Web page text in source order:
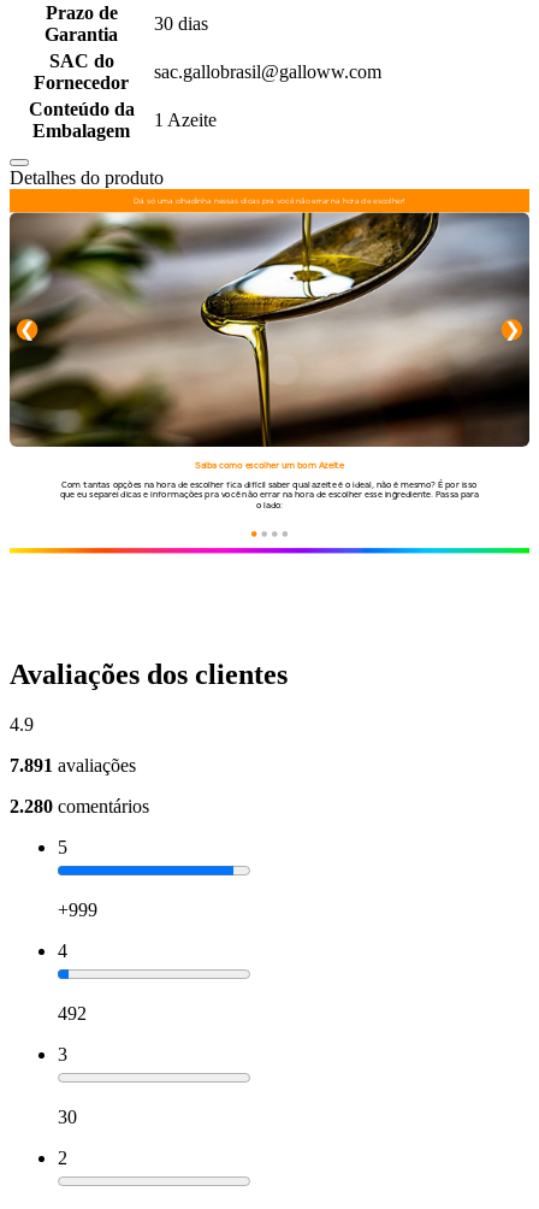
Prazo de
Garantia
30 dias
SAC do
Fornecedor
sac.gallobrasil@galloww.com
Conteúdo da
Embalagem
1 Azeite
Detalhes do produto
Avaliações dos clientes
4.9
7.891 avaliações
2.280 comentários
5
+999
4
492
3
30
2